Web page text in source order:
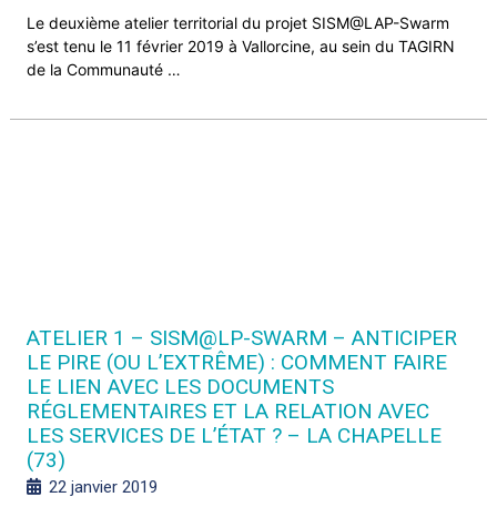
Le deuxième atelier territorial du projet SISM@LAP-Swarm
s’est tenu le 11 février 2019 à Vallorcine, au sein du TAGIRN
de la Communauté …
ATELIER 1 – SISM@LP-SWARM – ANTICIPER
LE PIRE (OU L’EXTRÊME) : COMMENT FAIRE
LE LIEN AVEC LES DOCUMENTS
RÉGLEMENTAIRES ET LA RELATION AVEC
LES SERVICES DE L’ÉTAT ? – LA CHAPELLE
(73)
22 janvier 2019